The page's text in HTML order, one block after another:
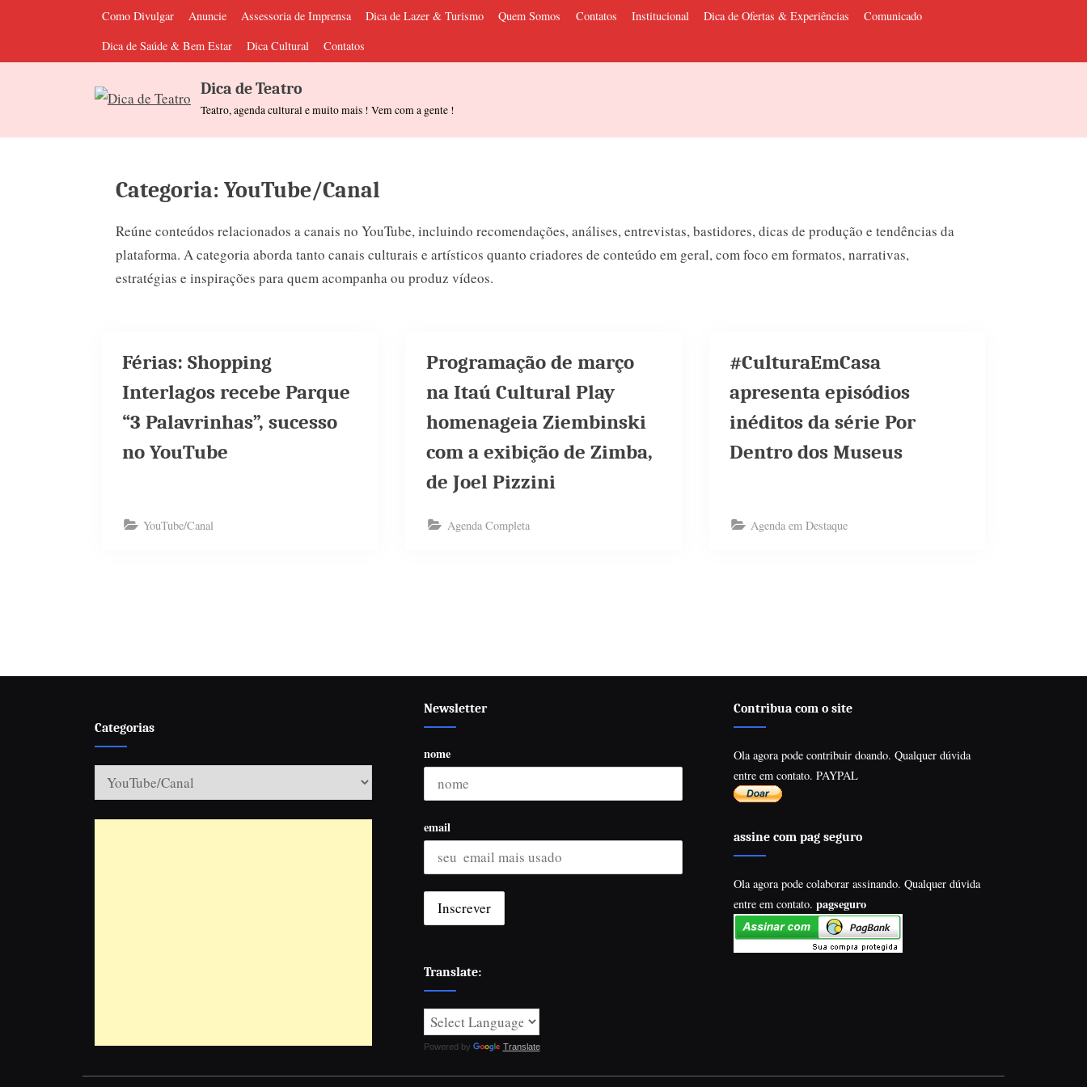
content
Como Divulgar Anuncie Assessoria de Imprensa Dica de Lazer & Turismo Quem Somos Contatos Institucional Dica de Ofertas & Experiências
Comunicado
Dica de Saúde & Bem Estar
Dica Cultural Contatos
Dica de Teatro
Teatro, agenda cultural e muito mais ! Vem com a gente !
Categoria: YouTube/Canal
Reúne conteúdos relacionados a canais no YouTube, incluindo recomendações, análises, entrevistas, bastidores, dicas de produção e tendências da
plataforma. A categoria aborda tanto canais culturais e artísticos quanto criadores de conteúdo em geral, com foco em formatos, narrativas,
estratégias e inspirações para quem acompanha ou produz vídeos.
Férias: Shopping
Interlagos recebe Parque
“3 Palavrinhas”, sucesso
no YouTube
YouTube/Canal
Programação de março
na Itaú Cultural Play
homenageia Ziembinski
com a exibição de Zimba,
de Joel Pizzini
Agenda Completa
#CulturaEmCasa
apresenta episódios
inéditos da série Por
Dentro dos Museus
Agenda em Destaque
Categorias
Newsletter
nome
email
Translate:
Powered by Translate
Contribua com o site
Ola agora pode contribuir doando. Qualquer dúvida
entre em contato. PAYPAL
assine com pag seguro
Ola agora pode colaborar assinando. Qualquer dúvida
entre em contato.pagseguro